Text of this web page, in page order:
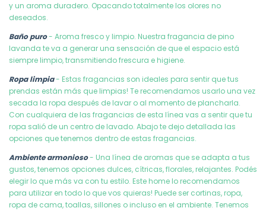
y un aroma duradero. Opacando totalmente los olores no
deseados.
Baño puro- Aroma fresco y limpio. Nuestra fragancia de pino
lavanda te va a generar una sensación de que el espacio está
siempre limpio, transmitiendo frescura e higiene.
Ropa limpia- Estas fragancias son ideales para sentir que tus
prendas están más que limpias! Te recomendamos usarlo una vez
secada la ropa después de lavar o al momento de plancharla.
Con cualquiera de las fragancias de esta línea vas a sentir que tu
ropa salió de un centro de lavado. Abajo te dejo detallada las
opciones que tenemos dentro de estas fragancias.
Ambiente armonioso- Una línea de aromas que se adapta a tus
gustos, tenemos opciones dulces, cítricas, florales, relajantes. Podés
elegir lo que más va con tu estilo. Este home lo recomendamos
para utilizar en todo lo que vos quieras! Puede ser cortinas, ropa,
ropa de cama, toallas, sillones o incluso en el ambiente. Tenemos